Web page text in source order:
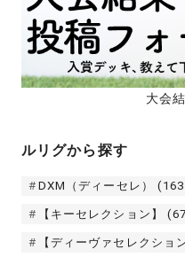
大会
ルリグから探す
DXM（ディーセレ）
【キーセレクション】
【ディーヴァセレクショ